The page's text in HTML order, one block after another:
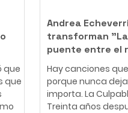
que
que
Andrea
transforman
puente entre el
Hay canciones
porque nunca
importa. La
Treinta años